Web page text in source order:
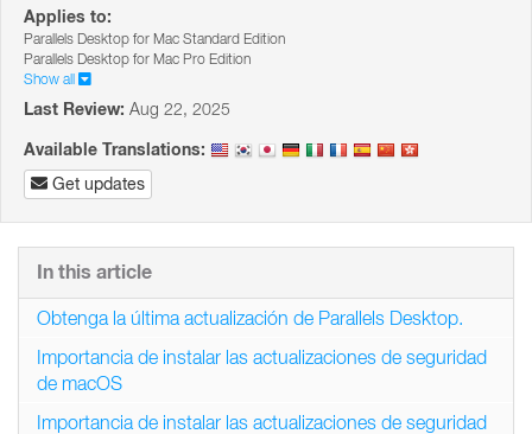
Applies to:
Parallels Desktop for Mac Standard Edition
Parallels Desktop for Mac Pro Edition
Show all
Last Review: Aug 22, 2025
Available Translations:
Get updates
In this article
Obtenga la última actualización de Parallels Desktop.
Importancia de instalar las actualizaciones de seguridad
de macOS
Importancia de instalar las actualizaciones de seguridad